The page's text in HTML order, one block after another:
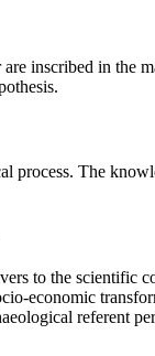
inscribed in the
process. The
to the
economic
referent